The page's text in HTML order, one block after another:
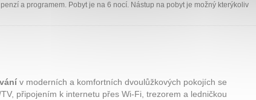
a programem. Pobyt je na 6 nocí. Nástup na pobyt je možný kterýkoliv
v moderních a komfortních dvoulůžkových pokojích se
připojením k internetu přes Wi-Fi, trezorem a ledničkou